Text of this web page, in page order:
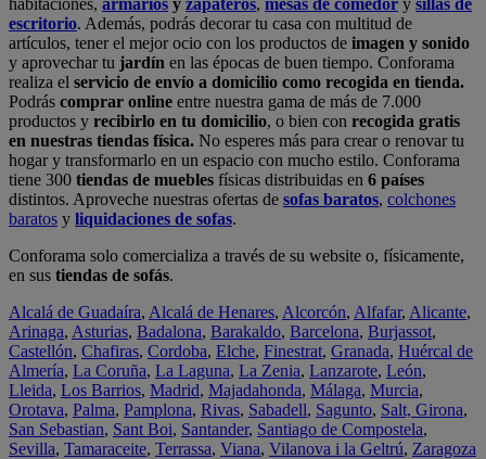
escritorio. Además, podrás decorar tu casa con multitud de
artículos, tener el mejor ocio con los productos de imagen y sonido
y aprovechar tu jardín en las épocas de buen tiempo. Conforama
realiza el servicio de envío a domicilio como recogida en tienda.
Podrás comprar online entre nuestra gama de más de 7.000
productos y recibirlo en tu domicilio, o bien con recogida gratis
en nuestras tiendas física. No esperes más para crear o renovar tu
hogar y transformarlo en un espacio con mucho estilo. Conforama
tiene 300 tiendas de muebles físicas distribuidas en 6 países
distintos. Aproveche nuestras ofertas de sofas baratos, colchones
baratos y liquidaciones de sofas.
Conforama solo comercializa a través de su website o, físicamente,
en sus tiendas de sofás.
Alcalá de Guadaíra, Alcalá de Henares, Alcorcón, Alfafar, Alicante,
Arinaga, Asturias, Badalona, Barakaldo, Barcelona, Burjassot,
Castellón, Chafiras, Cordoba, Elche, Finestrat, Granada, Huércal de
Almería, La Coruña, La Laguna, La Zenia, Lanzarote, León,
Lleida, Los Barrios, Madrid, Majadahonda, Málaga, Murcia,
Orotava, Palma, Pamplona, Rivas, Sabadell, Sagunto, Salt, Girona,
San Sebastian, Sant Boi, Santander, Santiago de Compostela,
Sevilla, Tamaraceite, Terrassa, Viana, Vilanova i la Geltrú, Zaragoza